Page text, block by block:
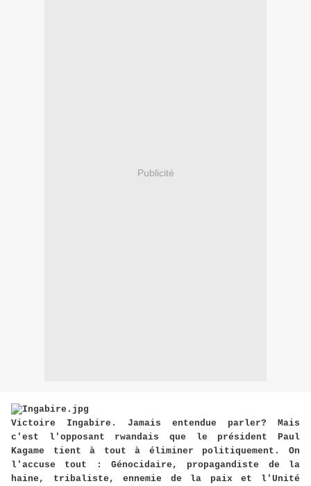
Publicité
Victoire Ingabire. Jamais entendue parler? Mais
c'est l'opposant rwandais que le président Paul
Kagame tient à tout à éliminer politiquement. On
l'accuse tout : Génocidaire, propagandiste de la
haine, tribaliste, ennemie de la paix et l'Unité